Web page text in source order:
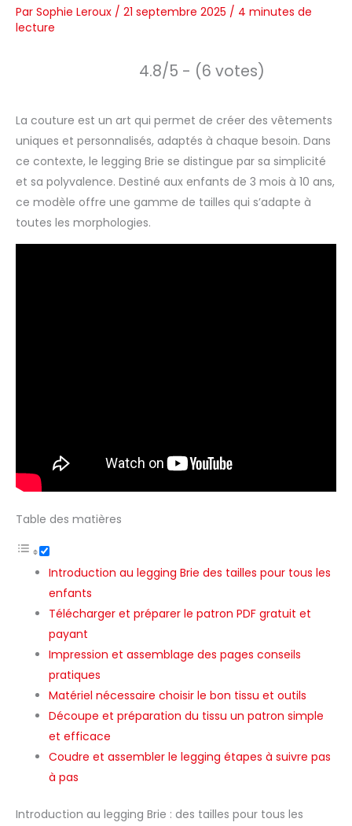
Par Sophie Leroux / 21 septembre 2025 / 4 minutes de
lecture
4.8/5 - (6 votes)
La couture est un art qui permet de créer des vêtements
uniques et personnalisés, adaptés à chaque besoin. Dans
ce contexte, le legging Brie se distingue par sa simplicité
et sa polyvalence. Destiné aux enfants de 3 mois à 10 ans,
ce modèle offre une gamme de tailles qui s’adapte à
toutes les morphologies.
Table des matières
Introduction au legging Brie des tailles pour tous les
enfants
Télécharger et préparer le patron PDF gratuit et
payant
Impression et assemblage des pages conseils
pratiques
Matériel nécessaire choisir le bon tissu et outils
Découpe et préparation du tissu un patron simple
et efficace
Coudre et assembler le legging étapes à suivre pas
à pas
Introduction au legging Brie : des tailles pour tous les